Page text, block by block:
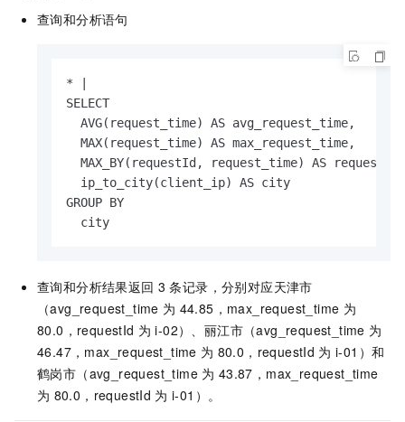
查询和分析语句
* |
SELECT
  AVG(request_time) AS avg_request_time,
  MAX(request_time) AS max_request_time,
  MAX_BY(requestId, request_time) AS requestId,
  ip_to_city(client_ip) AS city
GROUP BY
  city
查询和分析结果返回 3 条记录，分别对应天津市
（avg_request_time 为 44.85，max_request_time 为
80.0，requestId 为 i-02）、丽江市（avg_request_time 为
46.47，max_request_time 为 80.0，requestId 为 i-01）和
鹤岗市（avg_request_time 为 43.87，max_request_time
为 80.0，requestId 为 i-01）。